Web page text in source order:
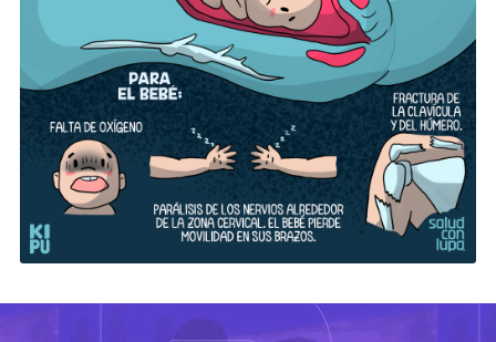
Climatopedia
Medio ambiente
Salud mental
Género
Sobremesa
FORMATOS